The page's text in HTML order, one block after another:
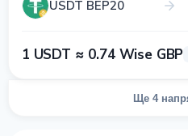
USDT BEP20
1 USDT ≈ 0.74 Wise GBP
Ще 4